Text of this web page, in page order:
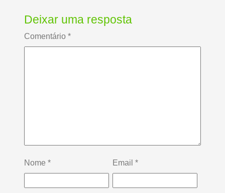
Deixar uma resposta
Comentário *
Nome * Email *